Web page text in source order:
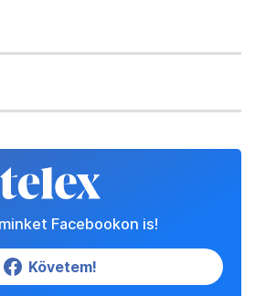
Facebookon is!
Követem!